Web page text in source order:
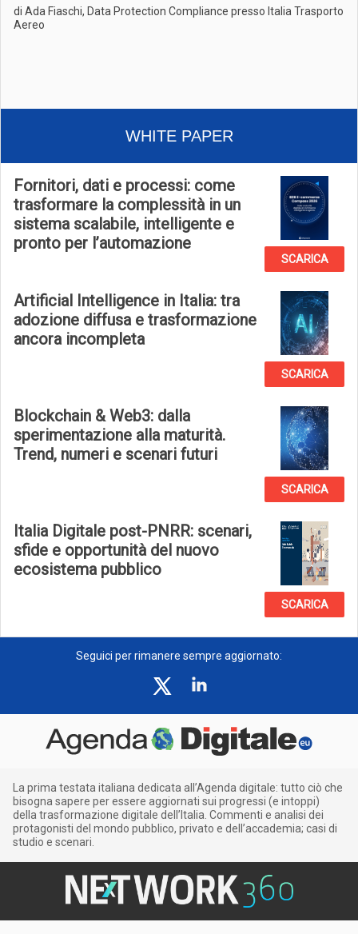
di Ada Fiaschi, Data Protection Compliance presso Italia Trasporto
Aereo
WHITE PAPER
Fornitori, dati e processi: come
trasformare la complessità in un
sistema scalabile, intelligente e
pronto per l’automazione
SCARICA
Artificial Intelligence in Italia: tra
adozione diffusa e trasformazione
ancora incompleta
SCARICA
Blockchain & Web3: dalla
sperimentazione alla maturità.
Trend, numeri e scenari futuri
SCARICA
Italia Digitale post-PNRR: scenari,
sfide e opportunità del nuovo
ecosistema pubblico
SCARICA
Seguici per rimanere sempre aggiornato:
La prima testata italiana dedicata all’Agenda digitale: tutto ciò che
bisogna sapere per essere aggiornati sui progressi (e intoppi)
della trasformazione digitale dell’Italia. Commenti e analisi dei
protagonisti del mondo pubblico, privato e dell’accademia; casi di
studio e scenari.